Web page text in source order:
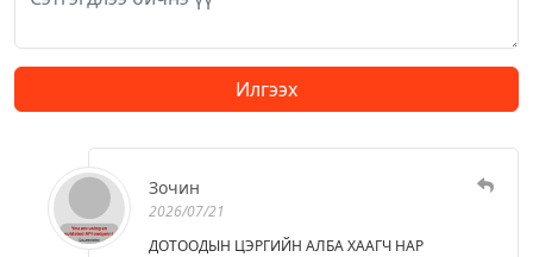
Илгээх
Зочин
2026/07/21
ДОТООДЫН ЦЭРГИЙН АЛБА ХААГЧ НАР